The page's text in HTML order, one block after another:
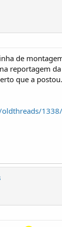
de
reportagem
que a